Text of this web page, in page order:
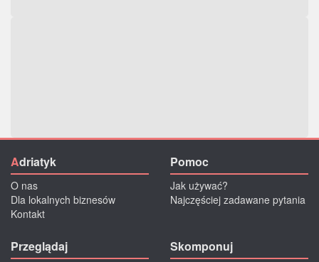
Adriatyk
O nas
Dla lokalnych biznesów
Kontakt
Pomoc
Jak używać?
Najczęściej zadawane pytania
Przeglądaj Skomponuj